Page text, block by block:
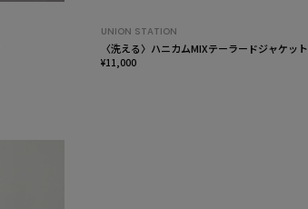
UNION STATION
〈洗える〉ハニカムMIXテーラードジャケット
¥11,000